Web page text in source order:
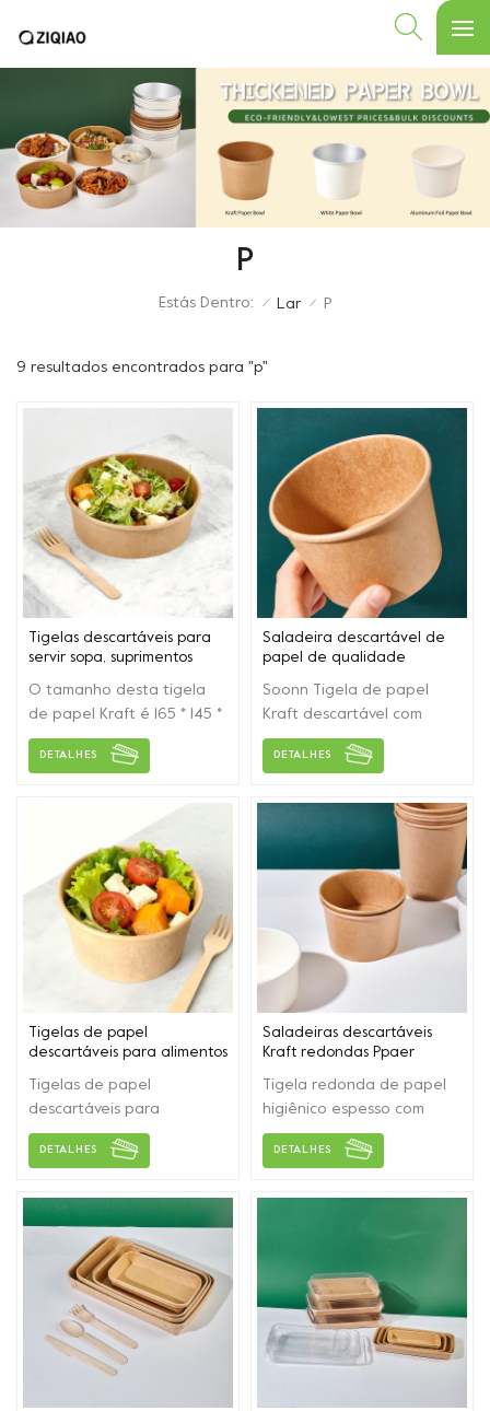
P
Estás Dentro: / Lar / P
9 resultados encontrados para "p"
Tigelas descartáveis ​​para
servir sopa, suprimentos
alimentos quentes/frios,
sopa
O tamanho desta tigela
de papel Kraft é 165 * 145 *
66 mm, pode conter 32
onças. Material espessado
vários tamanhos.
DETALHES
Saladeira descartável de
papel de qualidade
Soonn Tigela de papel
Kraft descartável com
preço de fábrica com
tampas para salada /
/ sopa / sobremesa e
outras embalagens de
DETALHES
Tigelas de papel
descartáveis ​​para alimentos
tampas
Tigelas de papel
descartáveis ​​para
alimentos de boa
qualidade com tampas,
propriedade de vedação e
adotam kraft de espessura
e papel branco, várias
especificações e tamanhos
podem atender às suas
diferentes necessidades.
DETALHES
Saladeiras descartáveis ​​
Kraft redondas Ppaer
Tigela redonda de papel
higiênico espesso com
tampa para
frutas/salada/sopa e
DETALHES